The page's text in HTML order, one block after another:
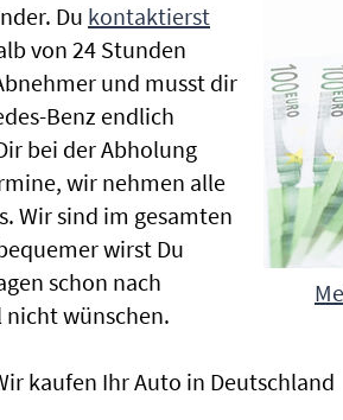
Du kontaktierst
von 24 Stunden
und musst dir
Benz endlich
bei der Abholung
wir nehmen alle
Wir sind im gesamten
wirst Du
schon nach
wünschen.
kaufen Ihr Auto in Deutschland